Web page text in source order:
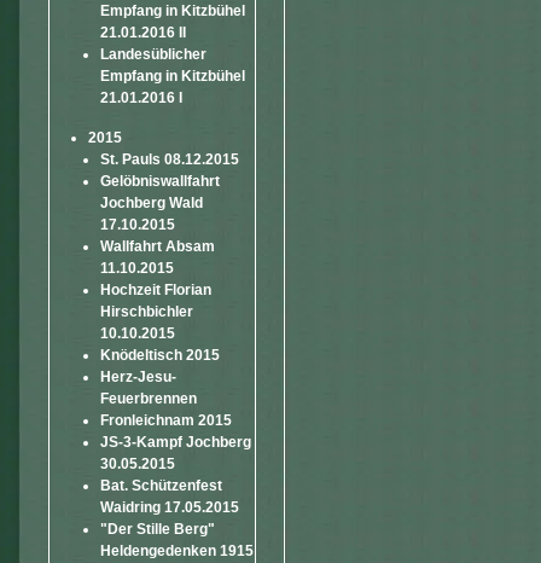
Empfang in Kitzbühel
21.01.2016 II
Landesüblicher
Empfang in Kitzbühel
21.01.2016 I
2015
St. Pauls 08.12.2015
Gelöbniswallfahrt
Jochberg Wald
17.10.2015
Wallfahrt Absam
11.10.2015
Hochzeit Florian
Hirschbichler
10.10.2015
Knödeltisch 2015
Herz-Jesu-
Feuerbrennen
Fronleichnam 2015
JS-3-Kampf Jochberg
30.05.2015
Bat. Schützenfest
Waidring 17.05.2015
"Der Stille Berg"
Heldengedenken 1915